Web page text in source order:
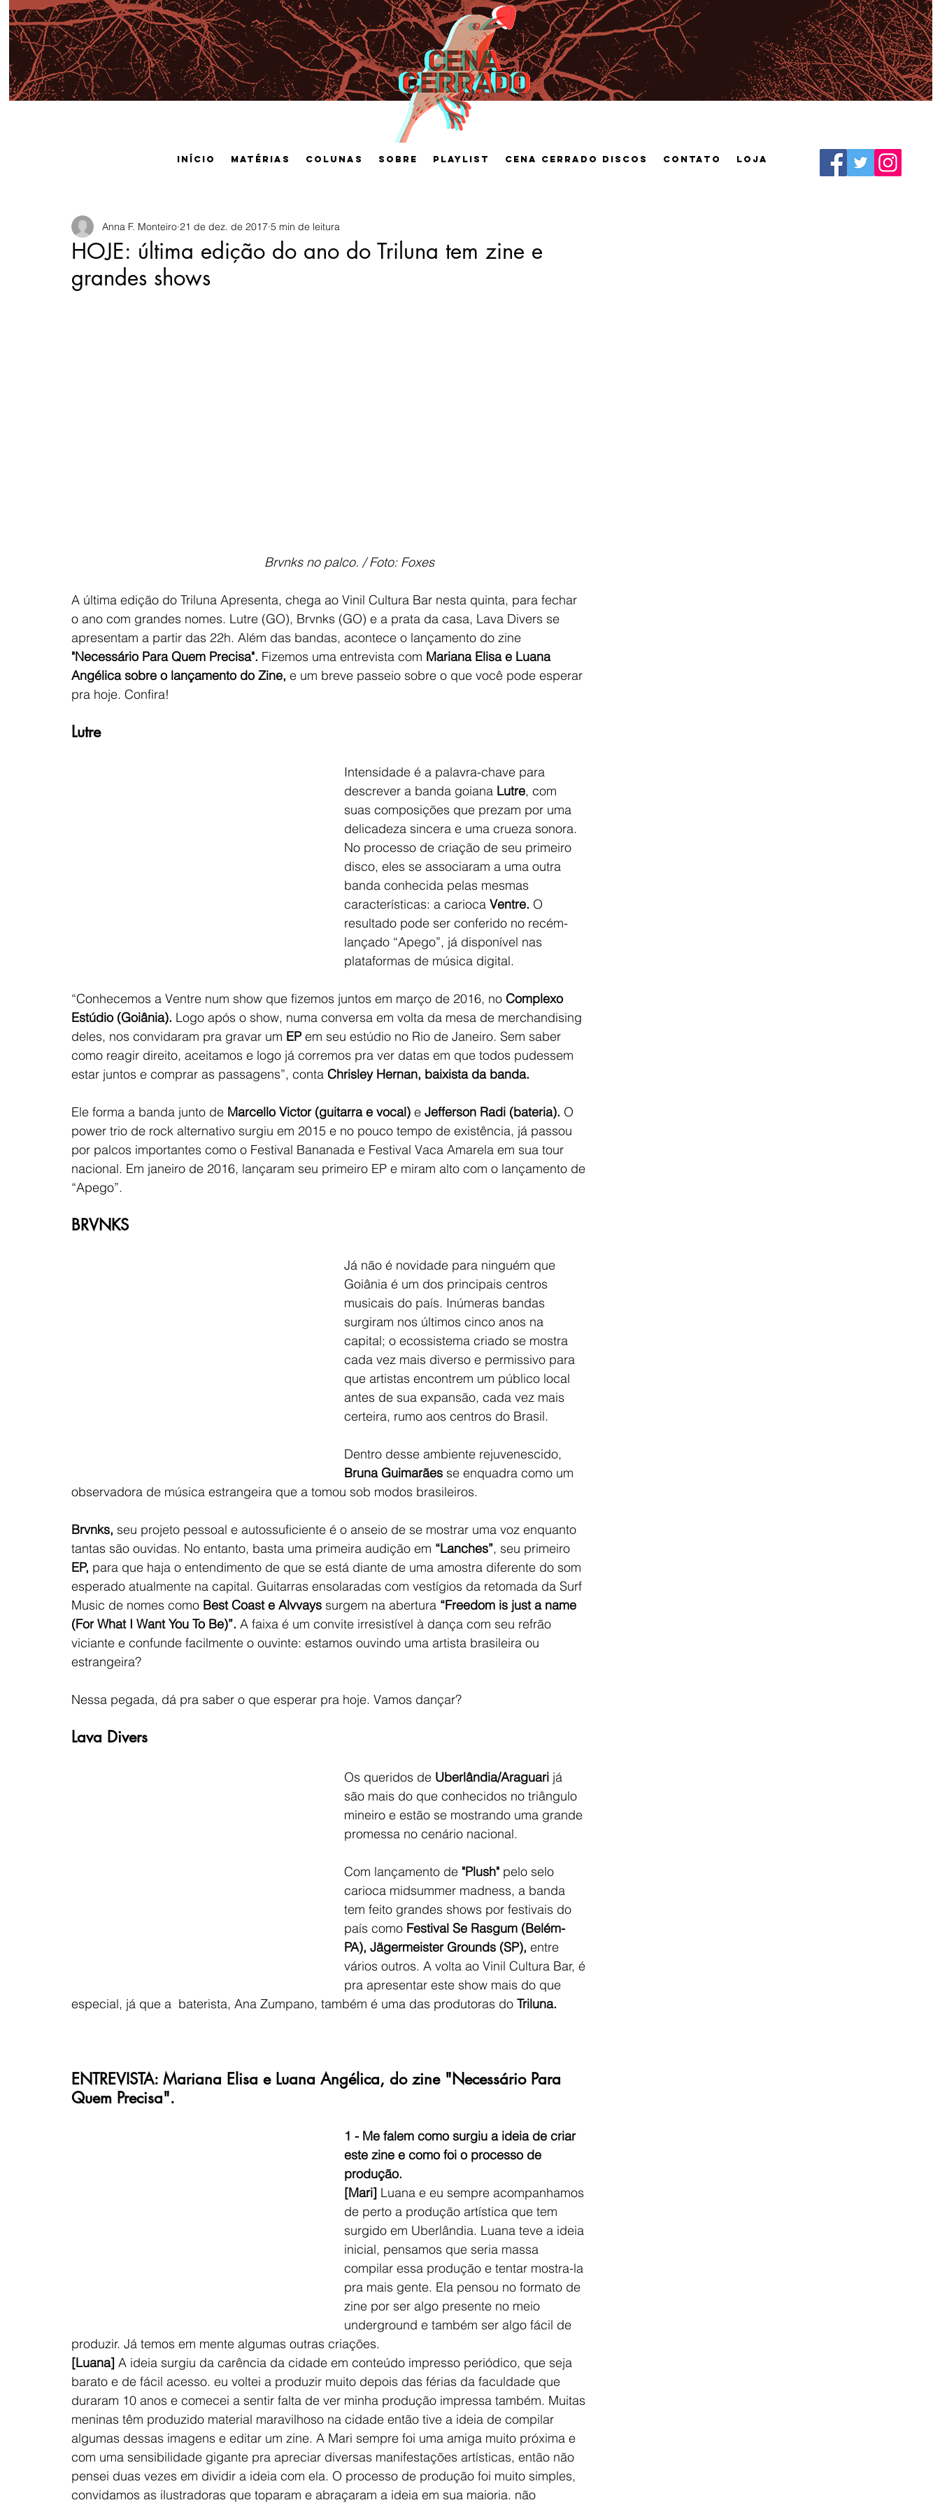
Início Matérias Colunas Sobre Playlist Cena Cerrado Discos CONTATO Loja
HOJE: última edição do ano do Triluna tem zine e
grandes shows
Anna F. Monteiro 21 de dez. de 2017 5 min de leitura
           Brvnks no palco. / Foto: Foxes
A última edição do Triluna Apresenta, chega ao Vinil Cultura Bar nesta quinta, para fechar
o ano com grandes nomes. Lutre (GO), Brvnks (GO) e a prata da casa, Lava Divers se
apresentam a partir das 22h. Além das bandas, acontece o lançamento do zine
"Necessário Para Quem Precisa". Fizemos uma entrevista com Mariana Elisa e Luana
Angélica sobre o lançamento do Zine, e um breve passeio sobre o que você pode esperar
pra hoje. Confira!
Lutre
Intensidade é a palavra-chave para
descrever a banda goiana Lutre, com
suas composições que prezam por uma
delicadeza sincera e uma crueza sonora.
No processo de criação de seu primeiro
disco, eles se associaram a uma outra
banda conhecida pelas mesmas
características: a carioca Ventre. O
resultado pode ser conferido no recém-
lançado “Apego”, já disponível nas
plataformas de música digital.
“Conhecemos a Ventre num show que fizemos juntos em março de 2016, no Complexo
Estúdio (Goiânia). Logo após o show, numa conversa em volta da mesa de merchandising
deles, nos convidaram pra gravar um EP em seu estúdio no Rio de Janeiro. Sem saber
como reagir direito, aceitamos e logo já corremos pra ver datas em que todos pudessem
estar juntos e comprar as passagens”, conta Chrisley Hernan, baixista da banda.
Ele forma a banda junto de Marcello Victor (guitarra e vocal) e Jefferson Radi (bateria). O
power trio de rock alternativo surgiu em 2015 e no pouco tempo de existência, já passou
por palcos importantes como o Festival Bananada e Festival Vaca Amarela em sua tour
nacional. Em janeiro de 2016, lançaram seu primeiro EP e miram alto com o lançamento de
“Apego”.
BRVNKS
Já não é novidade para ninguém que
Goiânia é um dos principais centros
musicais do país. Inúmeras bandas
surgiram nos últimos cinco anos na
capital; o ecossistema criado se mostra
cada vez mais diverso e permissivo para
que artistas encontrem um público local
antes de sua expansão, cada vez mais
certeira, rumo aos centros do Brasil.
Dentro desse ambiente rejuvenescido,
Bruna Guimarães se enquadra como um
observadora de música estrangeira que a tomou sob modos brasileiros.
Brvnks, seu projeto pessoal e autossuficiente é o anseio de se mostrar uma voz enquanto
tantas são ouvidas. No entanto, basta uma primeira audição em “Lanches”, seu primeiro
EP, para que haja o entendimento de que se está diante de uma amostra diferente do som
esperado atualmente na capital. Guitarras ensolaradas com vestígios da retomada da Surf
Music de nomes como Best Coast e Alvvays surgem na abertura “Freedom is just a name
(For What I Want You To Be)”. A faixa é um convite irresistível à dança com seu refrão
viciante e confunde facilmente o ouvinte: estamos ouvindo uma artista brasileira ou
estrangeira?
Nessa pegada, dá pra saber o que esperar pra hoje. Vamos dançar?
Lava Divers
Os queridos de Uberlândia/Araguari já
são mais do que conhecidos no triângulo
mineiro e estão se mostrando uma grande
promessa no cenário nacional.
Com lançamento de "Plush" pelo selo
carioca midsummer madness, a banda
tem feito grandes shows por festivais do
país como Festival Se Rasgum (Belém-
PA), Jägermeister Grounds (SP), entre
vários outros. A volta ao Vinil Cultura Bar, é
pra apresentar este show mais do que
especial, já que a  baterista, Ana Zumpano, também é uma das produtoras do Triluna.
ENTREVISTA: Mariana Elisa e Luana Angélica, do zine "Necessário Para
Quem Precisa".
1 - Me falem como surgiu a ideia de criar
este zine e como foi o processo de
produção.
[Mari] Luana e eu sempre acompanhamos
de perto a produção artística que tem
surgido em Uberlândia. Luana teve a ideia
inicial, pensamos que seria massa
compilar essa produção e tentar mostra-la
pra mais gente. Ela pensou no formato de
zine por ser algo presente no meio
underground e também ser algo fácil de
produzir. Já temos em mente algumas outras criações.
[Luana] A ideia surgiu da carência da cidade em conteúdo impresso periódico, que seja
barato e de fácil acesso. eu voltei a produzir muito depois das férias da faculdade que
duraram 10 anos e comecei a sentir falta de ver minha produção impressa também. Muitas
meninas têm produzido material maravilhoso na cidade então tive a ideia de compilar
algumas dessas imagens e editar um zine. A Mari sempre foi uma amiga muito próxima e
com uma sensibilidade gigante pra apreciar diversas manifestações artísticas, então não
pensei duas vezes em dividir a ideia com ela. O processo de produção foi muito simples,
convidamos as ilustradoras que toparam e abraçaram a ideia em sua maioria. não